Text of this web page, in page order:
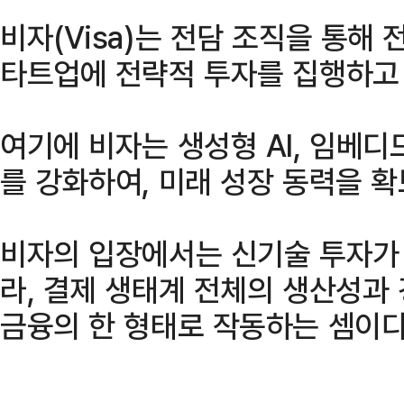
비자(Visa)는 전담 조직을 통해
타트업에 전략적 투자를 집행하
여기에 비자는 생성형 AI, 임베
를 강화하여, 미래 성장 동력을
비자의 입장에서는 신기술 투자
라, 결제 생태계 전체의 생산성
금융의 한 형태로 작동하는 셈이